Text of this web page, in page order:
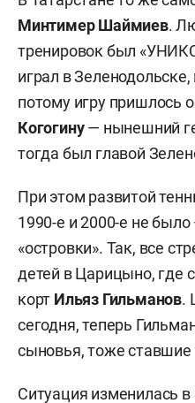
Минтимер Шаймиев.
тренировок был
играл в
потому игру пришлось
Когогину— нынешний
тогда был главой
При этом развитой
1990-е и 2000-е не
«островки». Так, все
детей в Царицыно, где
корт Ильяз Гильманов.
сегодня, теперь
сыновья, тоже ставшие
Ситуация изменилась в